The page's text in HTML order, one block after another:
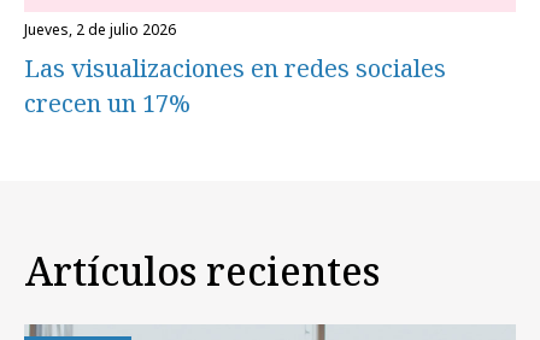
jueves, 2 de julio 2026
Las visualizaciones en redes sociales
crecen un 17%
Artículos recientes